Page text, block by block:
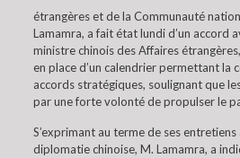
étrangères et de la Communauté
Lamamra, a fait état lundi d’un accord
ministre chinois des Affaires
en place d’un calendrier permettant la
accords stratégiques, soulignant que
par une forte volonté de propulser le
S’exprimant au terme de ses entretiens
diplomatie chinoise, M. Lamamra, a